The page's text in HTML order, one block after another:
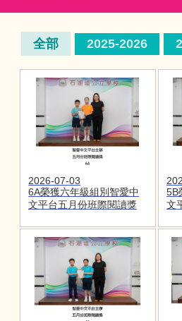
全部 2025-2026
2026-07-03
6A榮獲六年級組別智愛中
文平台五月份班際閱讀獎
5B
文